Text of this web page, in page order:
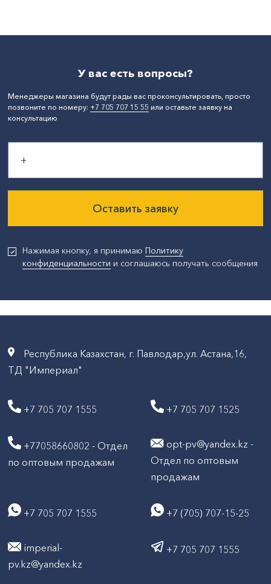
Ударный режим:
нет
У вас есть вопросы?
Менеджеры магазина будут рады вас проконсультировать, просто
позвоните по номеру: +7 705 707 15 55 или оставьте заявку на
консультацию
Оставить заявку
Нажимая кнопку, я принимаю Политику
конфиденциальности и соглашаюсь получать сообщения
Республика Казахстан, г. Павлодар,ул. Астана,16,
ТД "Империал"
+7 705 707 1555 +7 705 707 1525
+77058660802 - Отдел
по оптовым продажам
opt-pv@yandex.kz -
Отдел по оптовым
продажам
+7 705 707 1555 +7 (705) 707-15-25
imperial-
pv.kz@yandex.kz
+7 705 707 1555